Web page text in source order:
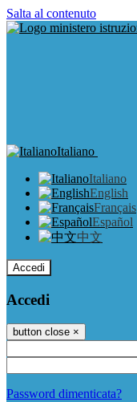
Salta al contenuto
Italiano
Italiano
English
Français
Español
中文
Accedi
Accedi
button close ×
Password dimenticata?